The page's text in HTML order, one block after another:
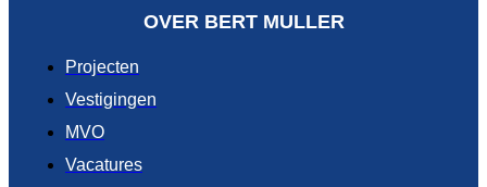
OVER BERT MULLER
Projecten
Vestigingen
MVO
Vacatures